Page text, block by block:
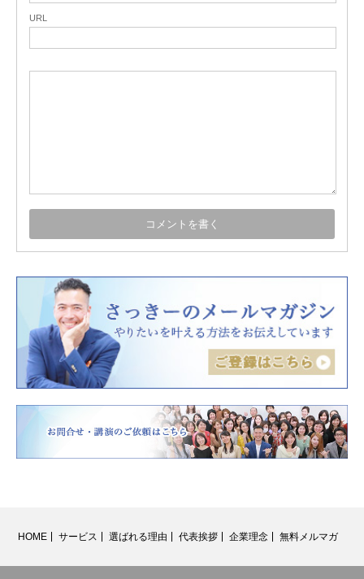
URL
HOME サービス 選ばれる理由 代表挨拶 企業理念 無料メルマガ